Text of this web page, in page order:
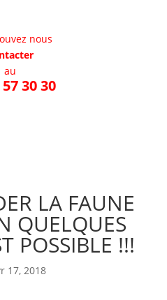
nous
au
30 30
LA FAUNE
QUELQUES
POSSIBLE !!!
17, 2018